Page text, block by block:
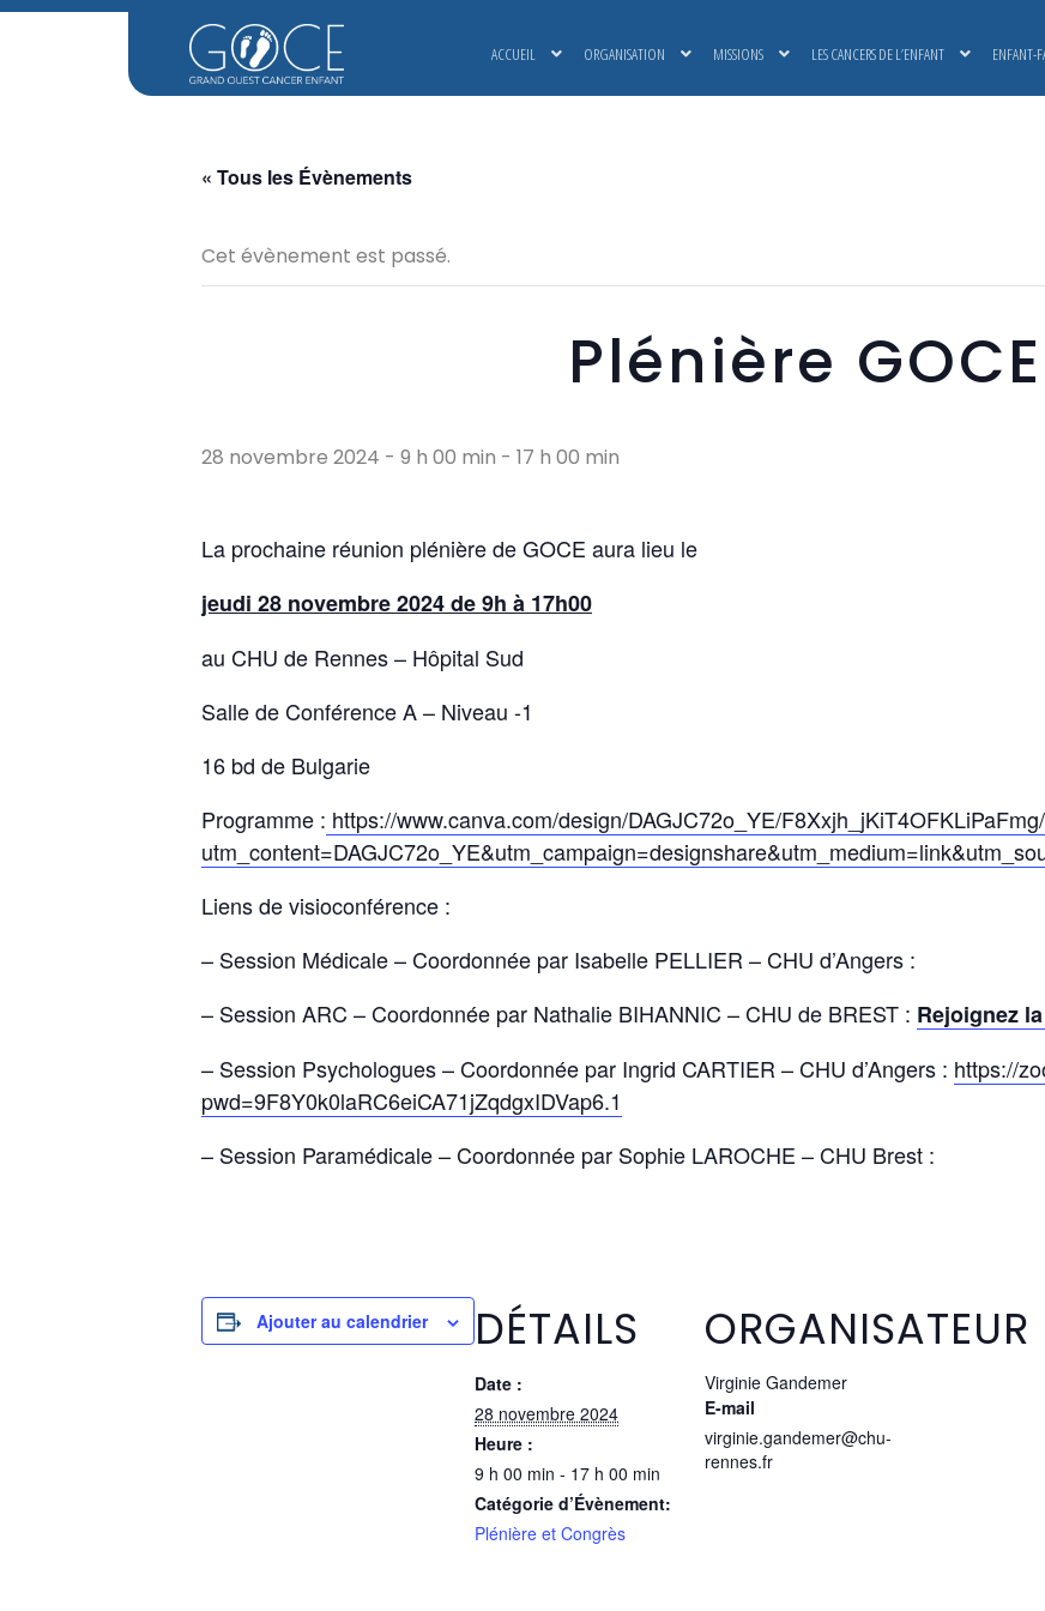
ACCUEIL ORGANISATION MISSIONS LES CANCERS DE L’ENFANT ENFANT-
« Tous les Évènements
Cet évènement est passé.
Plénière GOCE
28 novembre 2024 - 9 h 00 min - 17 h 00 min
La prochaine réunion plénière de GOCE aura lieu le
jeudi 28 novembre 2024 de 9h à 17h00
au CHU de Rennes – Hôpital Sud
Salle de Conférence A – Niveau -1
16 bd de Bulgarie
Programme : https://www.canva.com/design/DAGJC72o_YE/
Liens de visioconférence :
– Session Médicale – Coordonnée par Isabelle PELLIER – CHU d’Angers :
– Session ARC – Coordonnée par Nathalie BIHANNIC – CHU de BREST : Rejoignez
– Session Psychologues – Coordonnée par Ingrid CARTIER – CHU d’Angers : https://
pwd=9F8Y0k0laRC6eiCA71jZqdgxIDVap6.1
– Session Paramédicale – Coordonnée par Sophie LAROCHE – CHU Brest :
Ajouter au calendrier DÉTAILS
Date :
28 novembre 2024
Heure :
9 h 00 min - 17 h 00 min
Catégorie d’Évènement:
Plénière et Congrès
ORGANISATEUR
Virginie Gandemer
E-mail
virginie.gandemer@chu-
rennes.fr